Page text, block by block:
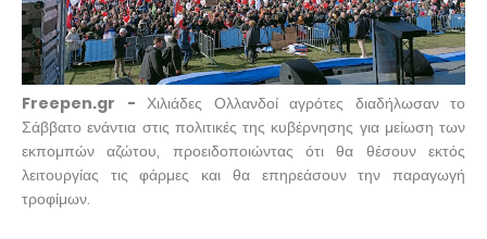
Freepen.gr - Χιλιάδες Ολλανδοί αγρότες διαδήλωσαν το
Σάββατο ενάντια στις πολιτικές της κυβέρνησης για μείωση των
εκπομπών αζώτου, προειδοποιώντας ότι θα θέσουν εκτός
λειτουργίας τις φάρμες και θα επηρεάσουν την παραγωγή
τροφίμων.